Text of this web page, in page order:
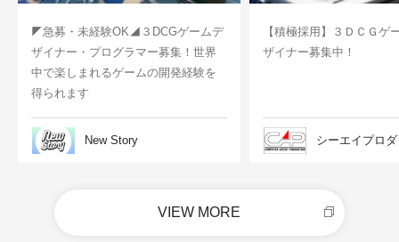
◤急募・未経験OK◢３DCGゲームデ
ザイナー・プログラマー募集！世界
中で楽しまれるゲームの開発経験を
得られます
New Story
【積極採用】３ＤＣＧゲ
ザイナー募集中！
シーエイプロ
VIEW MORE